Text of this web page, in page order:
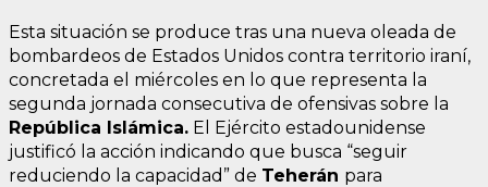
Esta situación se produce tras una nueva oleada de
bombardeos de Estados Unidos contra territorio iraní,
concretada el miércoles en lo que representa la
segunda jornada consecutiva de ofensivas sobre la
República Islámica. El Ejército estadounidense
justificó la acción indicando que busca “seguir
reduciendo la capacidad” de Teherán para